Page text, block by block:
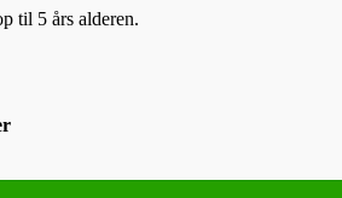
til 5 års alderen.